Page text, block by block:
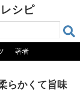
シピ
著者
らかくて旨味